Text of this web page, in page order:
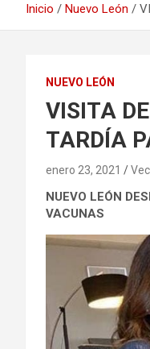
Inicio Nuevo León
NUEVO LEÓN
VISITA
TARDÍA
enero 23, 2021
NUEVO LEÓN
VACUNAS